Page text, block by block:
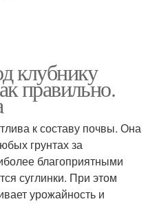
клубнику
правильно.
к составу почвы. Она
грунтах за
благоприятными
суглинки. При этом
урожайность и